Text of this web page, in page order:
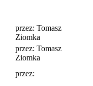
przez: Tomasz
Ziomka
przez: Tomasz
Ziomka
przez: